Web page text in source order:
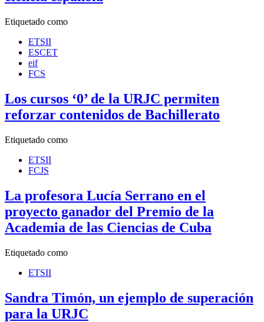
Etiquetado como
ETSII
ESCET
eif
FCS
Los cursos ‘0’ de la URJC permiten
reforzar contenidos de Bachillerato
Etiquetado como
ETSII
FCJS
La profesora Lucía Serrano en el
proyecto ganador del Premio de la
Academia de las Ciencias de Cuba
Etiquetado como
ETSII
Sandra Timón, un ejemplo de superación
para la URJC